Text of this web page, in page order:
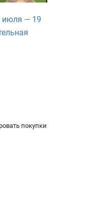
июля — 19
покупки